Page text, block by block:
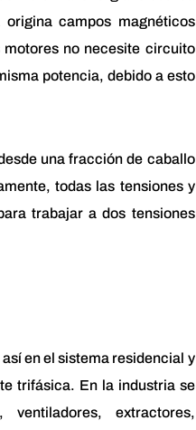
campos magnéticos
no necesite circuito
potencia, debido a esto
una fracción de caballo
todas las tensiones y
trabajar a dos tensiones
en el sistema residencial y
trifásica. En la industria se
ventiladores, extractores,